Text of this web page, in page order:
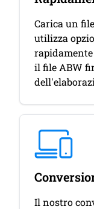
Carica un
utilizza
il file ABW
Il nostro